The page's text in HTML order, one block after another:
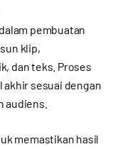
pembuatan
klip,
dan teks. Proses
sesuai dengan
audiens.
memastikan hasil